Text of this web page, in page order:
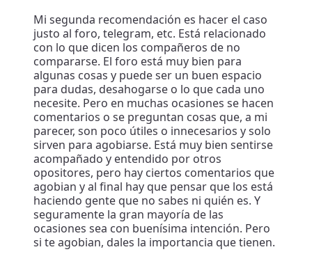
Mi segunda recomendación es hacer el caso
justo al foro, telegram, etc. Está relacionado
con lo que dicen los compañeros de no
compararse. El foro está muy bien para
algunas cosas y puede ser un buen espacio
para dudas, desahogarse o lo que cada uno
necesite. Pero en muchas ocasiones se hacen
comentarios o se preguntan cosas que, a mi
parecer, son poco útiles o innecesarios y solo
sirven para agobiarse. Está muy bien sentirse
acompañado y entendido por otros
opositores, pero hay ciertos comentarios que
agobian y al final hay que pensar que los está
haciendo gente que no sabes ni quién es. Y
seguramente la gran mayoría de las
ocasiones sea con buenísima intención. Pero
si te agobian, dales la importancia que tienen.